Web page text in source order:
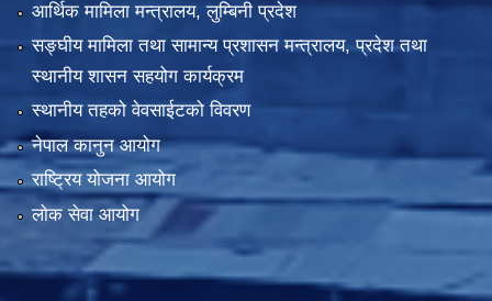
आर्थिक मामिला मन्त्रालय, लुम्बिनी प्रदेश
सङ्घीय मामिला तथा सामान्य प्रशासन मन्त्रालय, प्रदेश तथा
स्थानीय शासन सहयोग कार्यक्रम
स्थानीय तहको वेवसाईटको विवरण
नेपाल कानुन आयोग
राष्ट्रिय योजना आयोग
लोक सेवा आयोग